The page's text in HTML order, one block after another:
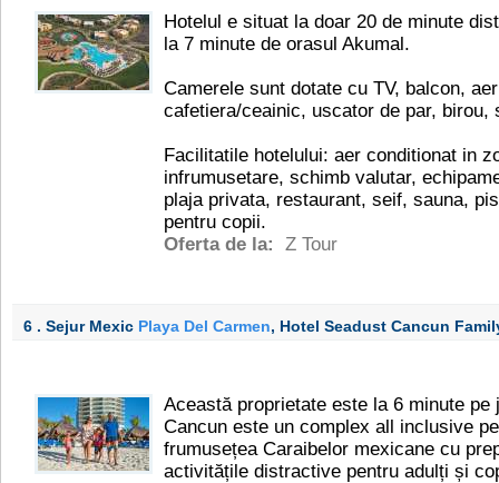
Hotelul e situat la doar 20 de minute
la 7 minute de orasul Akumal.
Camerele sunt dotate cu TV, balcon,
cafetiera/ceainic, uscator de par, birou,
Facilitatile hotelului: aer conditionat in
infrumusetare, schimb valutar,
plaja privata, restaurant, seif, sauna,
pentru copii.
Oferta de la:
Z Tour
6 . Sejur Mexic Playa Del Carmen, Hotel Seadust Cancun
Această proprietate este la 6 minute pe
Cancun este un complex all inclusive
frumusețea Caraibelor mexicane cu
activitățile distractive pentru adulți și